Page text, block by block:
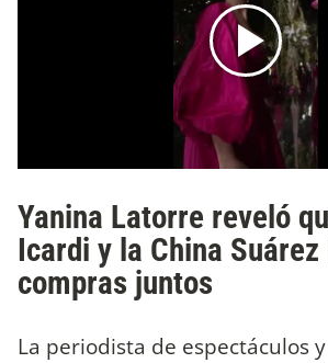
Yanina Latorre reveló
Icardi y la China
compras juntos
La periodista de espectáculos